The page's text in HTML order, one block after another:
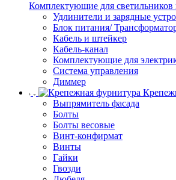
Комплектующие для светильников
Удлинители и зарядные
Блок питания/
Кабель и штейкер
Кабель-канал
Комплектующие для
Система управления
Диммер
Выпрямитель фасада
Болты
Болты весовые
Винт-конфирмат
Винты
Гайки
Гвозди